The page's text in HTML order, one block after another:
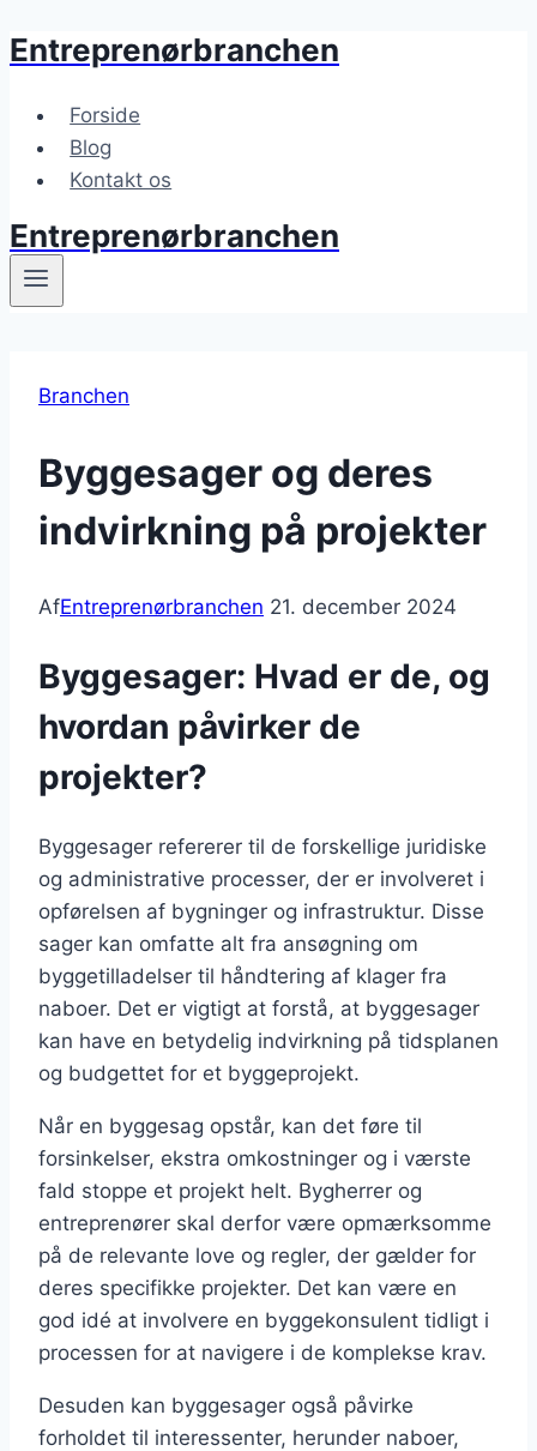
Fortsæt
indhold
Entreprenørbranchen
Forside
Blog
Kontakt os
Entreprenørbranchen
Branchen
Byggesager og deres
indvirkning på projekter
AfEntreprenørbranchen 21. december 2024
Byggesager: Hvad er de, og
hvordan påvirker de
projekter?
Byggesager refererer til de forskellige juridiske
og administrative processer, der er involveret i
opførelsen af bygninger og infrastruktur. Disse
sager kan omfatte alt fra ansøgning om
byggetilladelser til håndtering af klager fra
naboer. Det er vigtigt at forstå, at byggesager
kan have en betydelig indvirkning på tidsplanen
og budgettet for et byggeprojekt.
Når en byggesag opstår, kan det føre til
forsinkelser, ekstra omkostninger og i værste
fald stoppe et projekt helt. Bygherrer og
entreprenører skal derfor være opmærksomme
på de relevante love og regler, der gælder for
deres specifikke projekter. Det kan være en
god idé at involvere en byggekonsulent tidligt i
processen for at navigere i de komplekse krav.
Desuden kan byggesager også påvirke
forholdet til interessenter, herunder naboer,